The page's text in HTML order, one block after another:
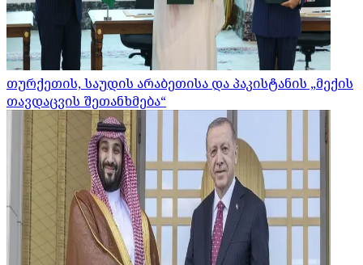
თურქეთის, საუდის არაბეთისა და პაკისტანის „მექის
თავდაცვის შეთანხმება“